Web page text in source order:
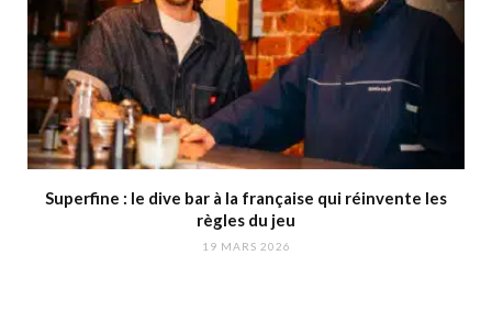
Superfine : le dive bar à la française qui réinvente les
règles du jeu
19 MARS 2026